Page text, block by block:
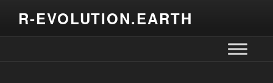
R-EVOLUTION.EARTH